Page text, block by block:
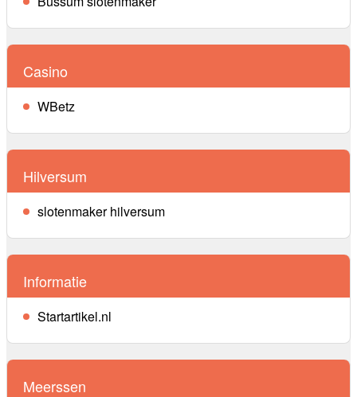
Casino
WBetz
Hilversum
slotenmaker hilversum
Informatie
Startartikel.nl
Meerssen